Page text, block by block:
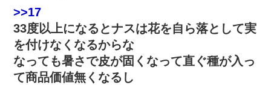
>>17
33度以上になるとナスは花を自ら落として実
を付けなくなるからな
なっても暑さで皮が固くなって直ぐ種が入っ
て商品価値無くなるし